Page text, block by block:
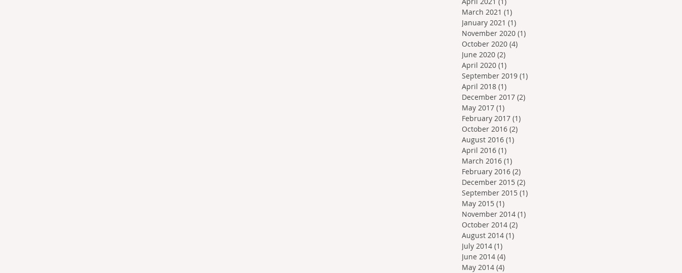
March 2021 (1)
January 2021 (1)
November 2020 (1)
October 2020 (4)
June 2020 (2)
April 2020 (1)
September 2019 (1)
April 2018 (1)
December 2017 (2)
May 2017 (1)
February 2017 (1)
October 2016 (2)
August 2016 (1)
April 2016 (1)
March 2016 (1)
February 2016 (2)
December 2015 (2)
September 2015 (1)
May 2015 (1)
November 2014 (1)
October 2014 (2)
August 2014 (1)
July 2014 (1)
June 2014 (4)
May 2014 (4)